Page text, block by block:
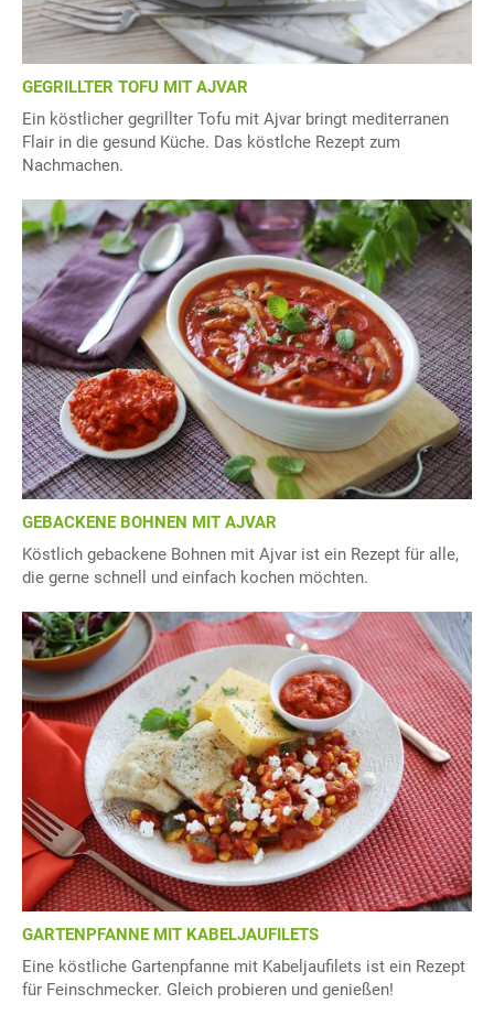
GEGRILLTER TOFU MIT AJVAR
Ein köstlicher gegrillter Tofu mit Ajvar bringt mediterranen
Flair in die gesund Küche. Das köstlche Rezept zum
Nachmachen.
GEBACKENE BOHNEN MIT AJVAR
Köstlich gebackene Bohnen mit Ajvar ist ein Rezept für alle,
die gerne schnell und einfach kochen möchten.
GARTENPFANNE MIT KABELJAUFILETS
Eine köstliche Gartenpfanne mit Kabeljaufilets ist ein Rezept
für Feinschmecker. Gleich probieren und genießen!